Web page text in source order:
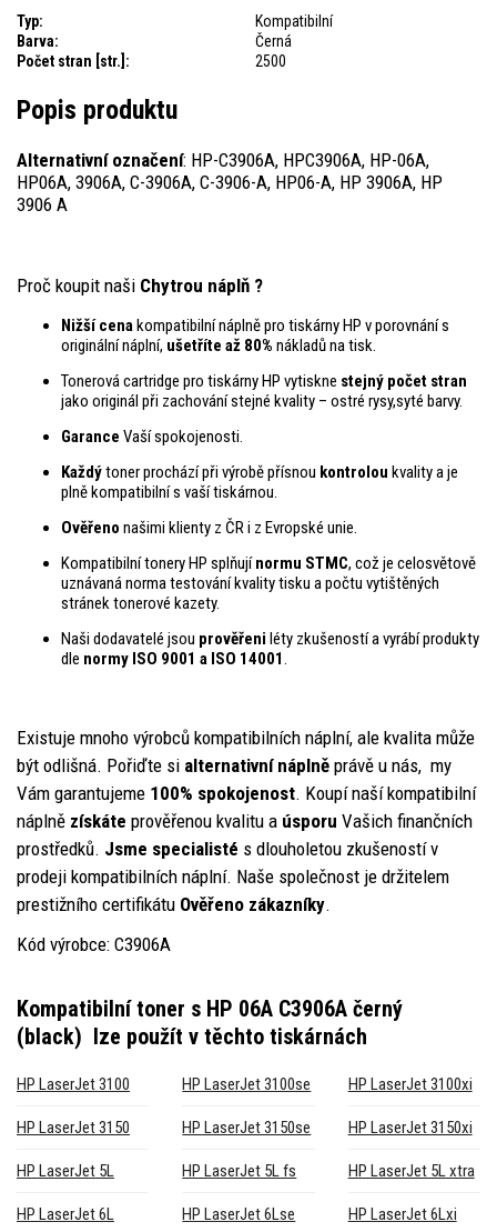
Typ:
Kompatibilní
Barva:
Černá
Počet stran [str.]:
2500
Popis produktu
Alternativní označení: HP-C3906A, HPC3906A, HP-06A,
HP06A, 3906A, C-3906A, C-3906-A, HP06-A, HP 3906A, HP
3906 A
Proč koupit naši Chytrou náplň ?
Nižší cenakompatibilní náplně pro tiskárny HP v porovnání s
originální náplní, ušetříte až 80% nákladů na tisk.
Tonerová cartridge pro tiskárny HP vytiskne stejný počet stran
jako originál při zachování stejné kvality – ostré rysy,syté barvy.
Garance Vaší spokojenosti.
Každýtoner prochází při výrobě přísnou kontrolou kvality a je
plně kompatibilní s vaší tiskárnou.
Ověřeno našimi klienty z ČR i z Evropské unie.
Kompatibilní tonery HP splňujínormu STMC, což je celosvětově
uznávaná norma testování kvality tisku a počtu vytištěných
stránek tonerové kazety.
Naši dodavatelé jsou prověřeni léty zkušeností a vyrábí produkty
dle normy ISO 9001 a ISO 14001.
Existuje mnoho výrobců kompatibilních náplní, ale kvalita může
být odlišná. Pořiďte si alternativní náplně právě u nás, my
Vám garantujeme 100% spokojenost. Koupí naší kompatibilní
náplně získáte prověřenou kvalitu a úsporu Vašich finančních
prostředků. Jsme specialisté s dlouholetou zkušeností v
prodeji kompatibilních náplní. Naše společnost je držitelem
prestižního certifikátu Ověřeno zákazníky.
Kód výrobce: C3906A
Kompatibilní toner s HP 06A C3906A černý
(black) lze použít v těchto tiskárnách
HP LaserJet 3100 HP LaserJet 3100se HP LaserJet 3100xi
HP LaserJet 3150 HP LaserJet 3150se HP LaserJet 3150xi
HP LaserJet 5L HP LaserJet 5L fs HP LaserJet 5L xtra
HP LaserJet 6L HP LaserJet 6Lse HP LaserJet 6Lxi